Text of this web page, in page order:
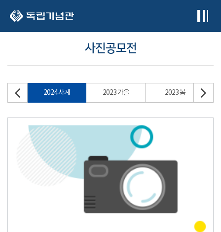
사진공모전
2024 사계 2023 가을 2023 봄